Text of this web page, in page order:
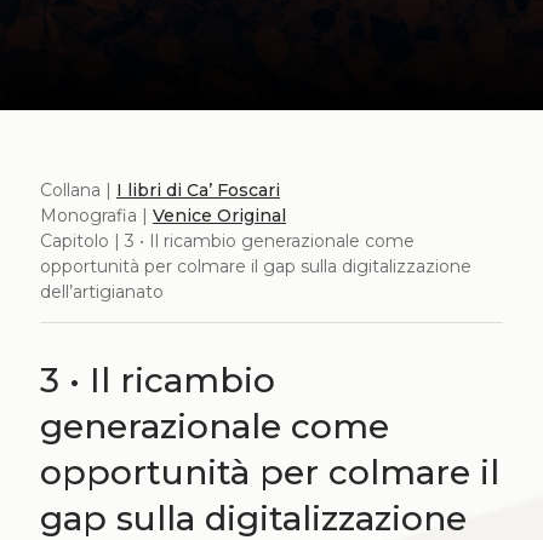
Collana | I libri di Ca’ Foscari
Monografia | Venice Original
Capitolo | 3 • Il ricambio generazionale come
opportunità per colmare il gap sulla digitalizzazione
dell’artigianato
3 • Il ricambio
generazionale come
opportunità per colmare il
gap sulla digitalizzazione